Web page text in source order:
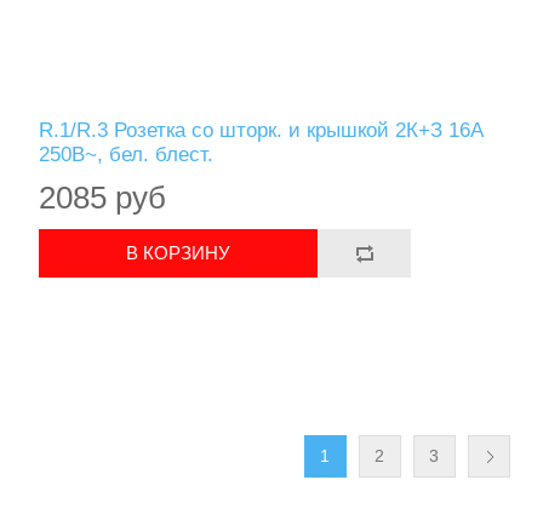
R.1/R.3 Розетка со шторк. и крышкой 2К+З 16А
250В~, бел. блест.
2085 руб
1 2 3